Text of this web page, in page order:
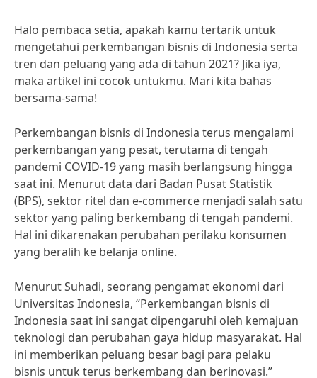
Halo pembaca setia, apakah kamu tertarik untuk
mengetahui perkembangan bisnis di Indonesia serta
tren dan peluang yang ada di tahun 2021? Jika iya,
maka artikel ini cocok untukmu. Mari kita bahas
bersama-sama!
Perkembangan bisnis di Indonesia terus mengalami
perkembangan yang pesat, terutama di tengah
pandemi COVID-19 yang masih berlangsung hingga
saat ini. Menurut data dari Badan Pusat Statistik
(BPS), sektor ritel dan e-commerce menjadi salah satu
sektor yang paling berkembang di tengah pandemi.
Hal ini dikarenakan perubahan perilaku konsumen
yang beralih ke belanja online.
Menurut Suhadi, seorang pengamat ekonomi dari
Universitas Indonesia, “Perkembangan bisnis di
Indonesia saat ini sangat dipengaruhi oleh kemajuan
teknologi dan perubahan gaya hidup masyarakat. Hal
ini memberikan peluang besar bagi para pelaku
bisnis untuk terus berkembang dan berinovasi.”